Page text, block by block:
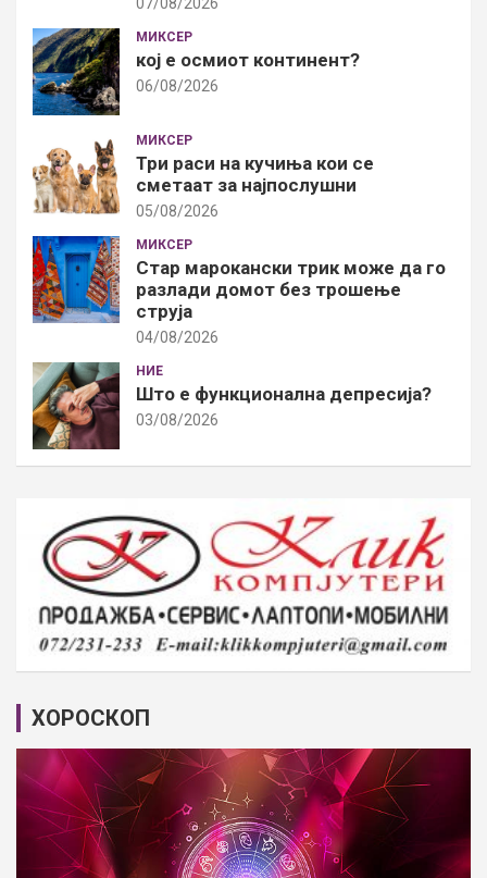
МИКСЕР
кој е осмиот континент?
06/08/2026
МИКСЕР
Три раси на кучиња кои се
сметаат за најпослушни
05/08/2026
МИКСЕР
Стар марокански трик може да го
разлади домот без трошење
струја
04/08/2026
НИЕ
Што е функционална депресија?
03/08/2026
ХОРОСКОП